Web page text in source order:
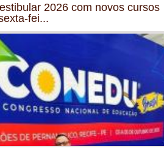
2026 com novos cursos
fei...